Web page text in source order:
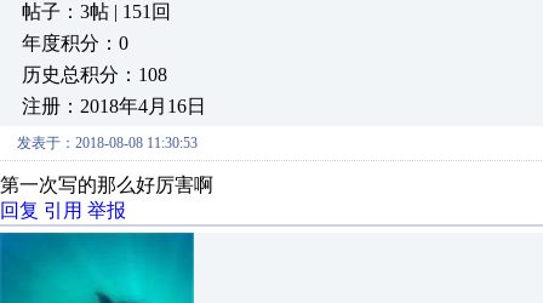
帖子：3帖 | 151回
年度积分：0
历史总积分：108
注册：2018年4月16日
发表于：2018-08-08 11:30:53
第一次写的那么好厉害啊
回复 引用 举报